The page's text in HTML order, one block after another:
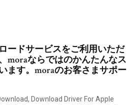
ードサービスをご利用いただ
moraならではのかんたんなス
ます。moraのお客さまサポー
Download Driver For Apple